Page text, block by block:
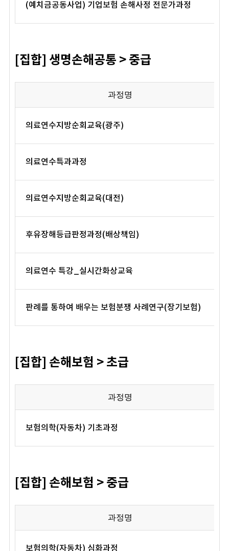
(예치금공동사업) 기업보험 손해사정 전문가과정
[집합] 생명손해공통 > 중급
과정명
의료연수지방순회교육(광주)
의료연수특과과정
의료연수지방순회교육(대전)
후유장해등급판정과정(배상책임)
의료연수 특강_실시간화상교육
판례를 통하여 배우는 보험분쟁 사례연구(장기보험)
[집합] 손해보험 > 초급
과정명
보험의학(자동차) 기초과정
[집합] 손해보험 > 중급
과정명
보험의학(자동차) 심화과정